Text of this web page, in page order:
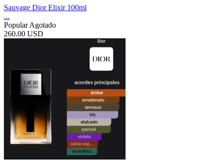
Sauvage Dior Elixir 100ml
...
PopularAgotado
260.00 USD